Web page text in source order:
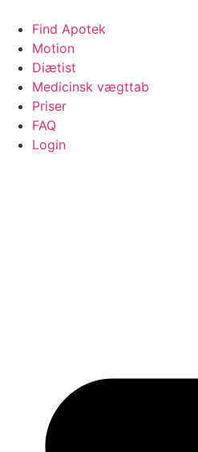
indhold
Find Apotek
Motion
Diætist
Medicinsk vægttab
Priser
FAQ
Login